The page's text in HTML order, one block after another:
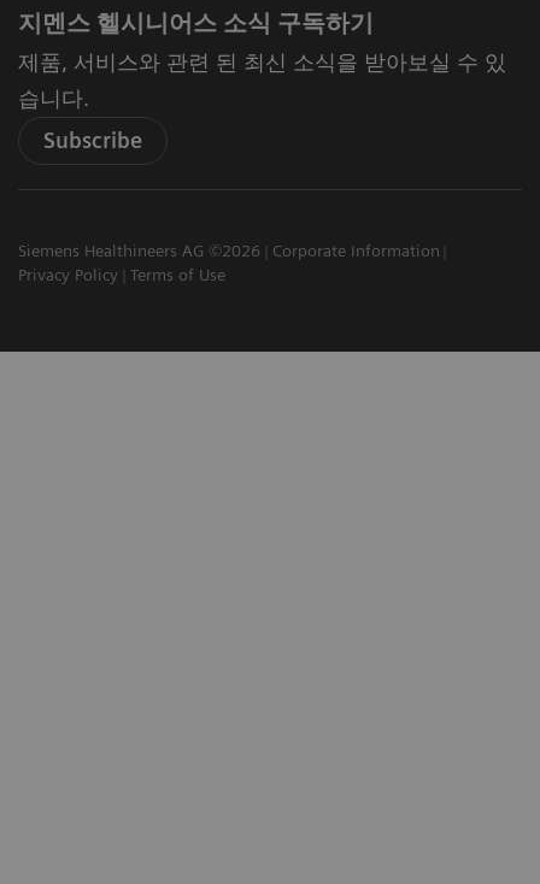
3월 18일(금) | 15:30 -16:00 Atellica Cardiac
4월 15일(금) | 15:30 -16:00 Atellica System
5월 20일(금) | 15:30 - 16:00
7월 15일(금) | 15:30 - 16:00 Atellica New UI
지멘스 헬시니어스 소식 구독하기
제품, 서비스와 관련 된 최신 소식을 받아보실 수 있
습니다.
Subscribe
Siemens Healthineers AG ©2026
Corporate Information
Privacy Policy
Terms of Use